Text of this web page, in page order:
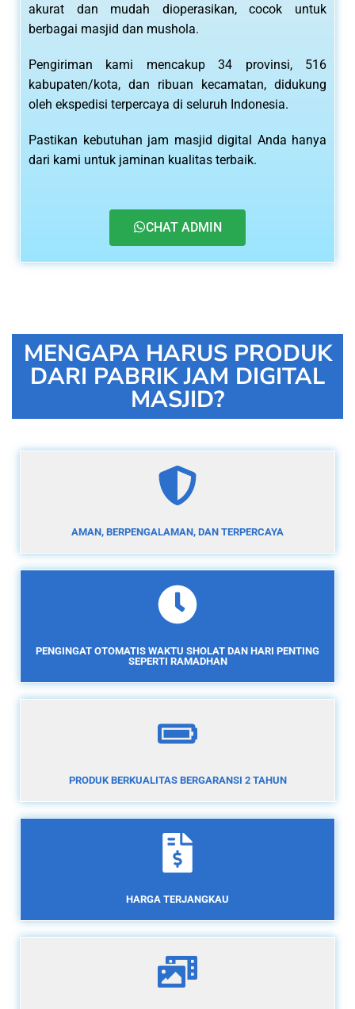
akurat dan mudah dioperasikan, cocok untuk
berbagai masjid dan mushola.
Pengiriman kami mencakup 34 provinsi, 516
kabupaten/kota, dan ribuan kecamatan, didukung
oleh ekspedisi terpercaya di seluruh Indonesia.
Pastikan kebutuhan jam masjid digital Anda hanya
dari kami untuk jaminan kualitas terbaik.
CHAT ADMIN
MENGAPA HARUS PRODUK
DARI PABRIK JAM DIGITAL
MASJID?
AMAN, BERPENGALAMAN, DAN TERPERCAYA
PENGINGAT OTOMATIS WAKTU SHOLAT DAN HARI PENTING
SEPERTI RAMADHAN
PRODUK BERKUALITAS BERGARANSI 2 TAHUN
HARGA TERJANGKAU